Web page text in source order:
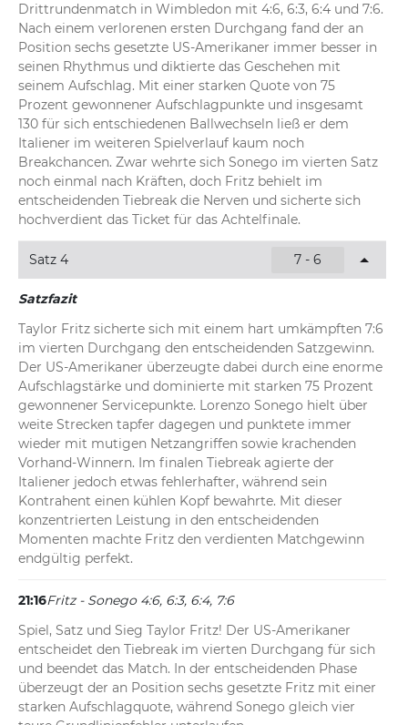
Drittrundenmatch in Wimbledon mit 4:6, 6:3, 6:4 und 7:6.
Nach einem verlorenen ersten Durchgang fand der an
Position sechs gesetzte US-Amerikaner immer besser in
seinen Rhythmus und diktierte das Geschehen mit
seinem Aufschlag. Mit einer starken Quote von 75
Prozent gewonnener Aufschlagpunkte und insgesamt
130 für sich entschiedenen Ballwechseln ließ er dem
Italiener im weiteren Spielverlauf kaum noch
Breakchancen. Zwar wehrte sich Sonego im vierten Satz
noch einmal nach Kräften, doch Fritz behielt im
entscheidenden Tiebreak die Nerven und sicherte sich
hochverdient das Ticket für das Achtelfinale.
Satz 4 7 - 6
Satzfazit
Taylor Fritz sicherte sich mit einem hart umkämpften 7:6
im vierten Durchgang den entscheidenden Satzgewinn.
Der US-Amerikaner überzeugte dabei durch eine enorme
Aufschlagstärke und dominierte mit starken 75 Prozent
gewonnener Servicepunkte. Lorenzo Sonego hielt über
weite Strecken tapfer dagegen und punktete immer
wieder mit mutigen Netzangriffen sowie krachenden
Vorhand-Winnern. Im finalen Tiebreak agierte der
Italiener jedoch etwas fehlerhafter, während sein
Kontrahent einen kühlen Kopf bewahrte. Mit dieser
konzentrierten Leistung in den entscheidenden
Momenten machte Fritz den verdienten Matchgewinn
endgültig perfekt.
21:16Fritz - Sonego 4:6, 6:3, 6:4, 7:6
Spiel, Satz und Sieg Taylor Fritz! Der US-Amerikaner
entscheidet den Tiebreak im vierten Durchgang für sich
und beendet das Match. In der entscheidenden Phase
überzeugt der an Position sechs gesetzte Fritz mit einer
starken Aufschlagquote, während Sonego gleich vier